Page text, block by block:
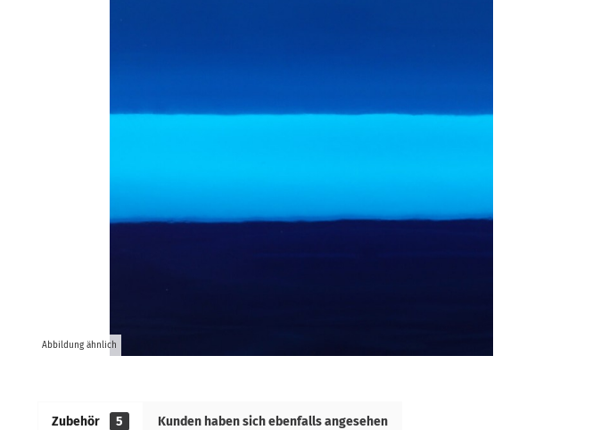
Abbildung ähnlich
Zubehör 5 Kunden haben sich ebenfalls angesehen